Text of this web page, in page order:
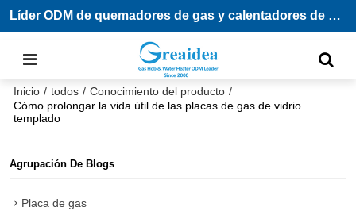
Líder ODM de quemadores de gas y calentadores de agua
Inicio / todos / Conocimiento del producto /
Cómo prolongar la vida útil de las placas de gas de vidrio
templado
Agrupación De Blogs
Placa de gas